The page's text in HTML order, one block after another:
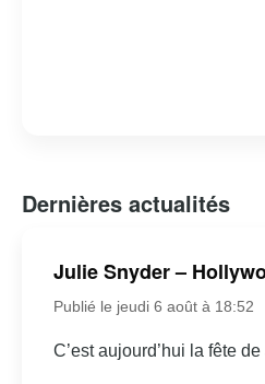
Dernières actualités
Julie Snyder –
Publié le jeudi 6 août à 18:52
C’est aujourd’hui la fête